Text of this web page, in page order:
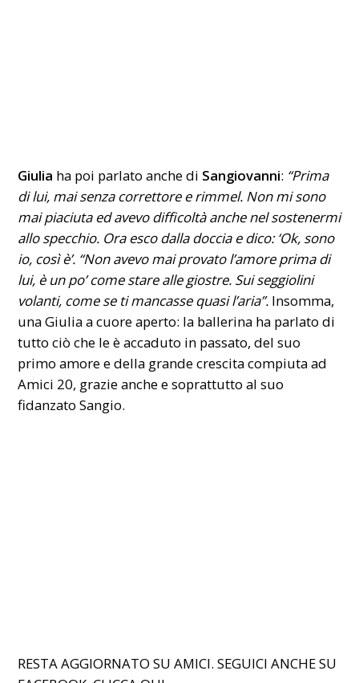
Giulia ha poi parlato anche di Sangiovanni: “Prima
di lui, mai senza correttore e rimmel. Non mi sono
mai piaciuta ed avevo difficoltà anche nel sostenermi
allo specchio. Ora esco dalla doccia e dico: ‘Ok, sono
io, così è’. “Non avevo mai provato l’amore prima di
lui, è un po’ come stare alle giostre. Sui seggiolini
volanti, come se ti mancasse quasi l’aria”. Insomma,
una Giulia a cuore aperto: la ballerina ha parlato di
tutto ciò che le è accaduto in passato, del suo
primo amore e della grande crescita compiuta ad
Amici 20, grazie anche e soprattutto al suo
fidanzato Sangio.
RESTA AGGIORNATO SU AMICI. SEGUICI ANCHE SU